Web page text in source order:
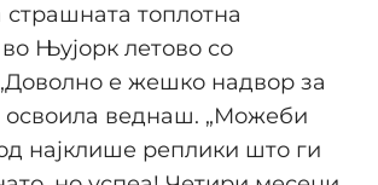
топлотна
Њујорк летово со
е жешко надвор за
освоила веднаш. „Можеби
најклише реплики што ги